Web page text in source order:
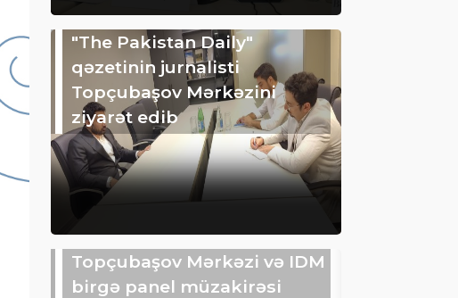
"The Pakistan Daily"
qəzetinin jurnalisti
Topçubaşov Mərkəzini
ziyarət edib
Topçubaşov Mərkəzi və IDM
birgə panel müzakirəsi